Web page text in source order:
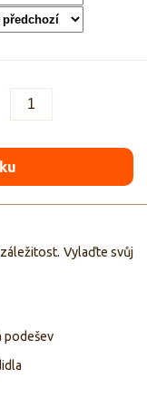
Vylaďte svůj
podešev